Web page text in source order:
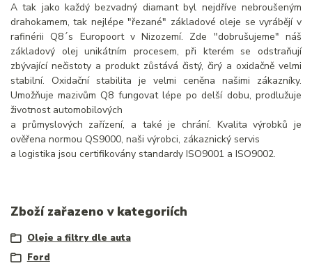
A tak jako každý bezvadný diamant byl nejdříve nebroušeným
drahokamem, tak nejlépe "řezané" základové oleje se vyrábějí v
rafinérii Q8´s Europoort v Nizozemí. Zde "dobrušujeme" náš
základový olej unikátním procesem, při kterém se odstraňují
zbývající nečistoty a produkt zůstává čistý, čirý a oxidačně velmi
stabilní. Oxidační stabilita je velmi ceněna našimi zákazníky.
Umožňuje mazivům Q8 fungovat lépe po delší dobu, prodlužuje
životnost automobilových
a průmyslových zařízení, a také je chrání. Kvalita výrobků je
ověřena normou QS9000, naši výrobci, zákaznický servis
a logistika jsou certifikovány standardy ISO9001 a ISO9002.
Zboží zařazeno v kategoriích
Oleje a filtry dle auta
Ford